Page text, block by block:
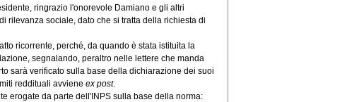
ringrazio l'onorevole Damiano e gli altri
rilevanza sociale, dato che si tratta della richiesta di
ricorrente, perché, da quando è stata istituita la
segnalando, peraltro nelle lettere che manda
sarà verificato sulla base della dichiarazione dei suoi
reddituali avviene ex post.
erogate da parte dell'INPS sulla base della norma: